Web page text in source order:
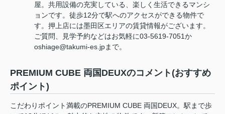
屋。共用設備の充実している、楽しく生活できるマンシ
ョンです。徒歩12分で駅へのアクセスができる物件で
す。押上店には墨田区エリアの賃貸情報がございます。
ご質問、見学予約などはお気軽に03-5619-7051か
oshiage@takumi-es.jpまで。
PREMIUM CUBE 両国DEUXのコメント(おすすめ
ポイント)
こだわりポイント満載のPREMIUM CUBE 両国DEUX。駅まで歩